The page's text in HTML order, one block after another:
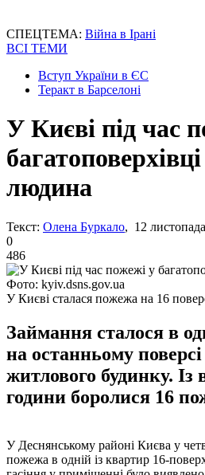
СПЕЦТЕМА: Війна в Ірані
ВСІ ТЕМИ
Вступ України в ЄС
Теракт в Барселоні
У Києві під час
людина
Текст: Олена Буркало, 12
0
486
Фото: kyiv.dsns.gov.ua
У Києві сталася пожежа на 16
Займання сталося в
на останньому
житлового будинку. Із
години боролися 16
У Деснянському районі Києва у
пожежа в одній із квартир 16-